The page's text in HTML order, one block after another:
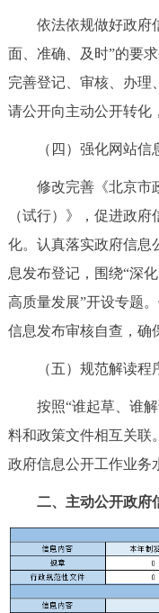
ESPAÑOL
依法依规做好政府信
面、准确、及时”的要
完善登记、审核、办理
请公开向主动公开转化
（四）强化网站信
修改完善《北京市政
（试行）》，促进政
化。认真落实政府信息
息发布登记，围绕“深
高质量发展”开设专题
信息发布审核自查，确
（五）规范解读程
按照“谁起草、谁解
料和政策文件相互关联
政府信息公开工作业务
二、主动公开政府